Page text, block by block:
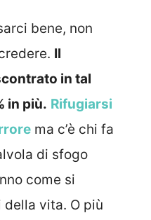
bene, non
Il
in tal
in più. Rifugiarsi
ma c’è chi fa
di sfogo
come si
vita. O più